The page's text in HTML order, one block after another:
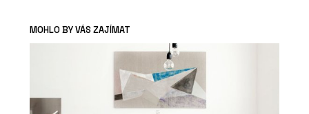
MOHLO BY VÁS ZAJÍMAT